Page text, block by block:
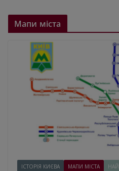
Мапи міста
ІСТОРІЯ КИЄВА МАПИ МІСТА